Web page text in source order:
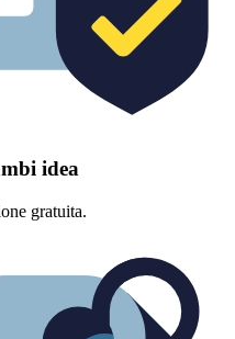
idea
gratuita.